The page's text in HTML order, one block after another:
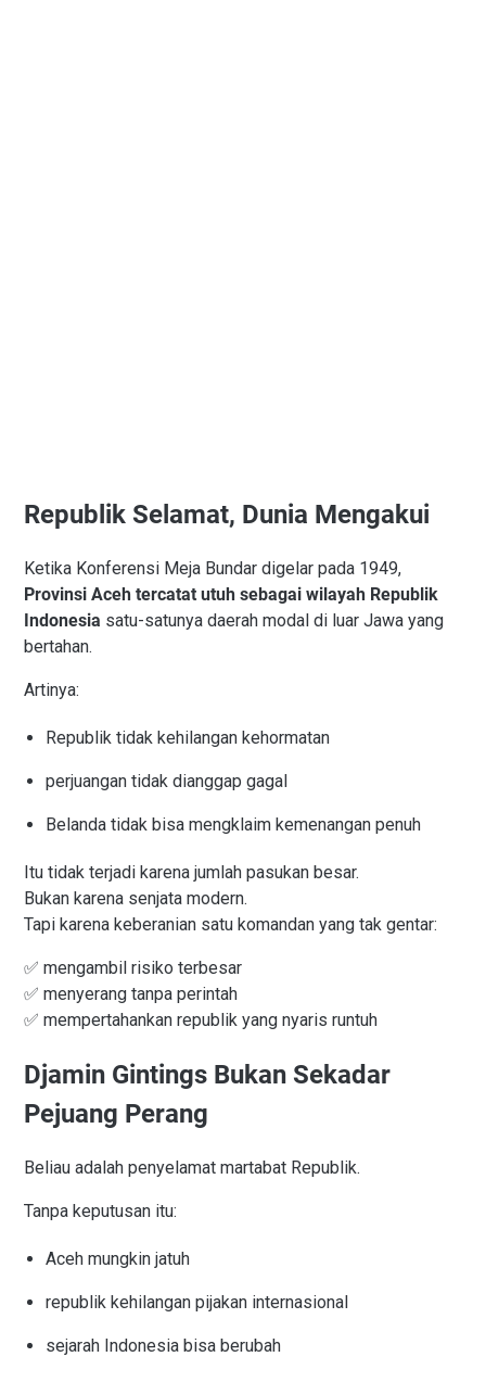
Republik Selamat, Dunia Mengakui
Ketika Konferensi Meja Bundar digelar pada 1949,
Provinsi Aceh tercatat utuh sebagai wilayah Republik
Indonesia satu-satunya daerah modal di luar Jawa yang
bertahan.
Artinya:
Republik tidak kehilangan kehormatan
perjuangan tidak dianggap gagal
Belanda tidak bisa mengklaim kemenangan penuh
Itu tidak terjadi karena jumlah pasukan besar.
Bukan karena senjata modern.
Tapi karena keberanian satu komandan yang tak gentar:
✅ mengambil risiko terbesar
✅ menyerang tanpa perintah
✅ mempertahankan republik yang nyaris runtuh
Djamin Gintings Bukan Sekadar
Pejuang Perang
Beliau adalah penyelamat martabat Republik.
Tanpa keputusan itu:
Aceh mungkin jatuh
republik kehilangan pijakan internasional
sejarah Indonesia bisa berubah